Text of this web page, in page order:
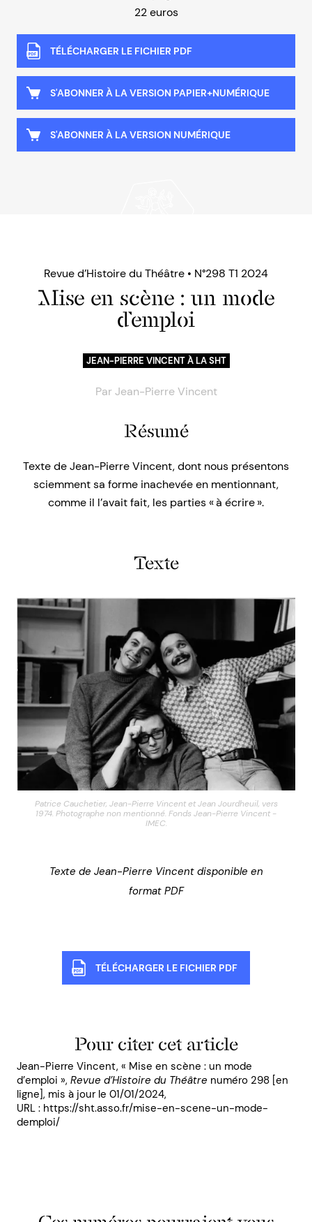
22 euros
TÉLÉCHARGER LE FICHIER PDF
S'ABONNER À LA VERSION PAPIER+NUMÉRIQUE
S'ABONNER À LA VERSION NUMÉRIQUE
Revue d’Histoire du Théâtre • N°298 T1 2024
Mise en scène : un mode
d’emploi
JEAN-PIERRE VINCENT À LA SHT
ParJean-Pierre Vincent
Résumé
Texte de Jean-Pierre Vincent, dont nous présentons
sciemment sa forme inachevée en mentionnant,
comme il l’avait fait, les parties « à écrire ».
Texte
Patrice Cauchetier, Jean-Pierre Vincent et Jean Jourdheuil, vers
1974. Photographe non mentionné. Fonds Jean-Pierre Vincent -
IMEC.
Texte de Jean-Pierre Vincent disponible en
format PDF
TÉLÉCHARGER LE FICHIER PDF
Pour citer cet article
Jean-Pierre Vincent, « Mise en scène : un mode
d’emploi », Revue d’Histoire du Théâtre numéro 298 [en
ligne], mis à jour le 01/01/2024,
URL : https://sht.asso.fr/mise-en-scene-un-mode-
demploi/